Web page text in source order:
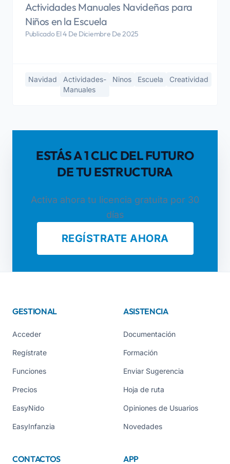
Actividades Manuales Navideñas para
Niños en la Escuela
Publicado El 4 De Diciembre De 2025
Navidad
Actividades-
Manuales
Ninos Escuela Creatividad
ESTÁS A 1 CLIC DEL FUTURO
DE TU ESTRUCTURA
Activa ahora tu licencia gratuita por 30
días
REGÍSTRATE AHORA
GESTIONAL
Acceder
Regístrate
Funciones
Precios
EasyNido
EasyInfanzia
ASISTENCIA
Documentación
Formación
Enviar Sugerencia
Hoja de ruta
Opiniones de Usuarios
Novedades
CONTACTOS APP